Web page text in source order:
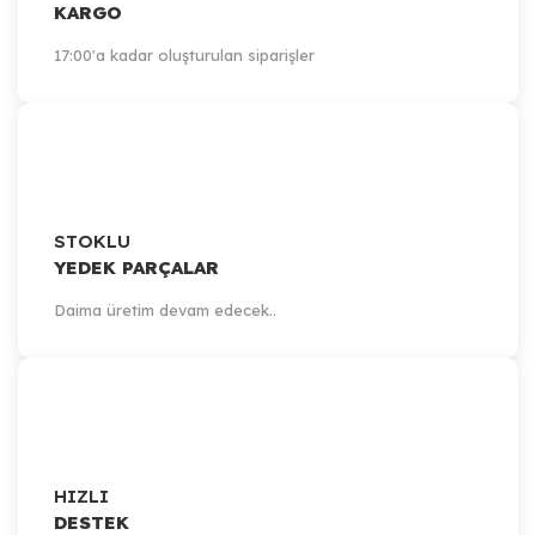
KARGO
17:00'a kadar oluşturulan siparişler
STOKLU
YEDEK PARÇALAR
Daima üretim devam edecek..
HIZLI
DESTEK